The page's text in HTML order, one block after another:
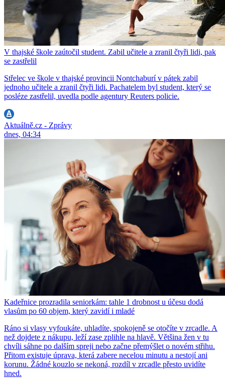
V thajské škole zaútočil student. Zabil učitele a zranil čtyři lidi, pak
se zastřelil
Střelec ve škole v thajské provincii Nontchaburí v pátek zabil
jednoho učitele a zranil čtyři lidi. Pachatelem byl student, který se
posléze zastřelil, uvedla podle agentury Reuters policie.
Aktuálně.cz - Zprávy
dnes, 04:34
Kadeřnice prozradila seniorkám: tahle 1 drobnost u účesu dodá
vlasům po 60 objem, který zavidí i mladé
Ráno si vlasy vyfoukáte, uhladíte, spokojeně se otočíte v zrcadle. A
než dojdete z nákupu, leží zase zplihle na hlavě. Většina žen v tu
chvíli sáhne po dalším spreji nebo začne přemýšlet o novém střihu.
Přitom existuje úprava, která zabere necelou minutu a nestojí ani
korunu. Žádné kouzlo se nekoná, rozdíl v zrcadle přesto uvidíte
hned.